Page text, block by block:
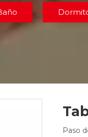
Paso